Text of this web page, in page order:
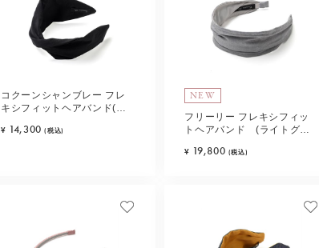
コクーンシャンブレー フレ
キシフィットヘアバンド(ブ
¥ 14,300 (税込)
NEW
フリーリー フレキシフィッ
トヘアバンド (ライトグレ
¥ 19,800 (税込)